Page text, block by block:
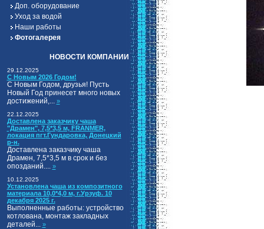
Доп. оборудование
Уход за водой
Наши работы
Фотогалерея
НОВОСТИ КОМПАНИИ
29.12.2025
С Новым 2026 Годом!
С Новым Годом, друзья! Пусть
Новый Год принесет много новых
достижений,... »
22.12.2025
Доставлена заказчику чаша
"Драмен", 7,5*3,5 м, FRANMER,
локация пгт.Гундаровка, Донецкий
р-н.
Доставлена заказчику чаша
Драмен, 7,5*3,5 м в срок и без
опозданий.... »
10.12.2025
Установлена чаша из композитного
материала 10,0*4,0 м, г.Урзуф. 10
декабря 2025 г.
Выполненные работы: устройство
котлована, монтаж закладных
деталей... »